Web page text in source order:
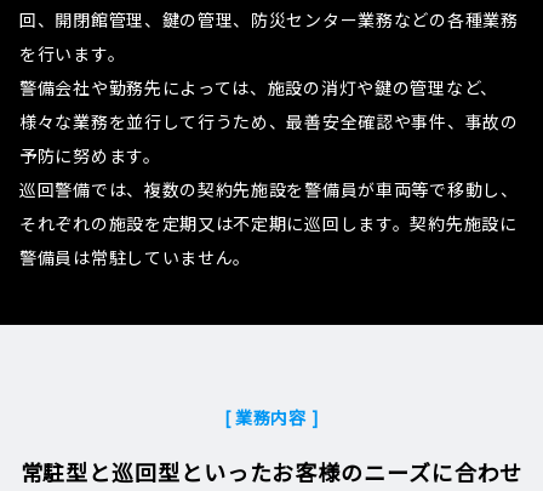
回、開閉館管理、鍵の管理、防災センター業務などの各種業務
を行います。
警備会社や勤務先によっては、施設の消灯や鍵の管理など、
様々な業務を並行して行うため、最善安全確認や事件、事故の
予防に努めます。
巡回警備では、複数の契約先施設を警備員が車両等で移動し、
それぞれの施設を定期又は不定期に巡回します。契約先施設に
警備員は常駐していません。
[ 業務内容 ]
常駐型と巡回型といったお客様のニーズに合わせ